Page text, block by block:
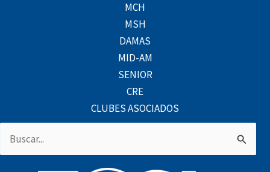
MCH
MSH
DAMAS
MID-AM
SENIOR
CRE
CLUBES ASOCIADOS
Buscar
por: